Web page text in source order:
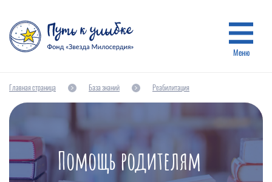
Меню
Главная страница База знаний Реабилитация
Помощь родителям